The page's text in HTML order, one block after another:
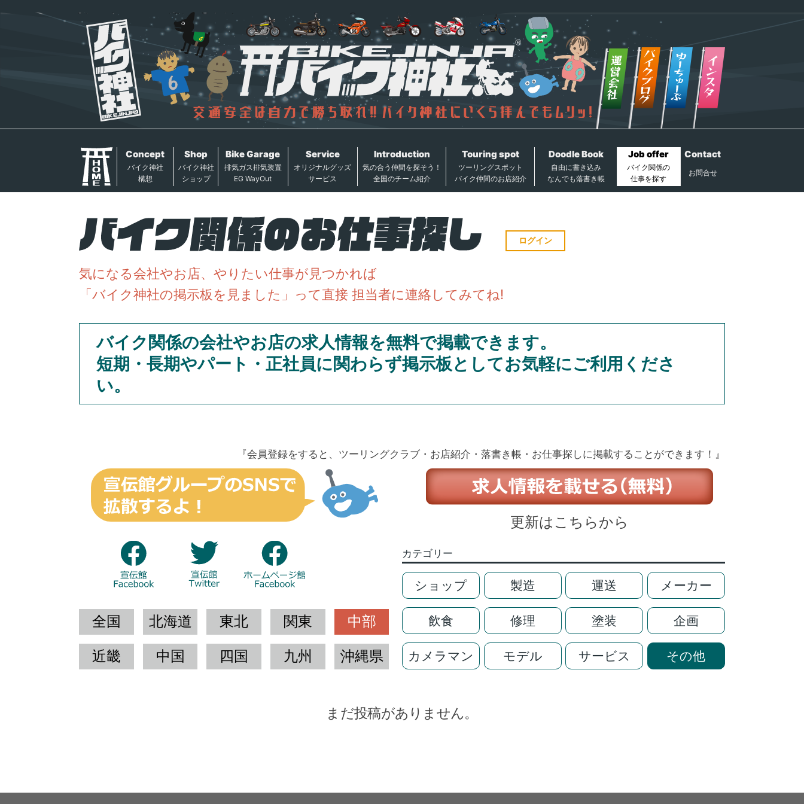
Concept
バイク神社
構想
Shop
バイク神社
ショップ
Bike Garage
排気ガス排気装置
EG WayOut
Service
オリジナルグッズ
サービス
Introduction
気の合う仲間を探そう！
全国のチーム紹介
Touring spot
ツーリングスポット
バイク仲間のお店紹介
Doodle Book
自由に書き込み
なんでも落書き帳
Job offer
バイク関係の
仕事を探す
Contact
お問合せ
ログイン
気になる会社やお店、やりたい仕事が見つかれば
「バイク神社の掲示板を見ました」って直接 担当者に連絡してみてね!
バイク関係の会社やお店の求人情報を無料で掲載できます。
短期・長期やパート・正社員に関わらず掲示板としてお気軽にご利用くださ
い。
『会員登録をすると、ツーリングクラブ・お店紹介・落書き帳・お仕事探しに掲載することができます！』
更新はこちらから
全国 北海道 東北 関東
中部
近畿
中国 四国 九州 沖縄県
カテゴリー
ショップ 製造 運送 メーカー
飲食 修理 塗装 企画
カメラマン モデル サービス その他
まだ投稿がありません。